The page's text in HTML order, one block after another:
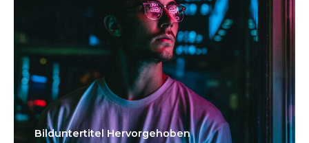
Bild­unter­titel Hervorgehoben